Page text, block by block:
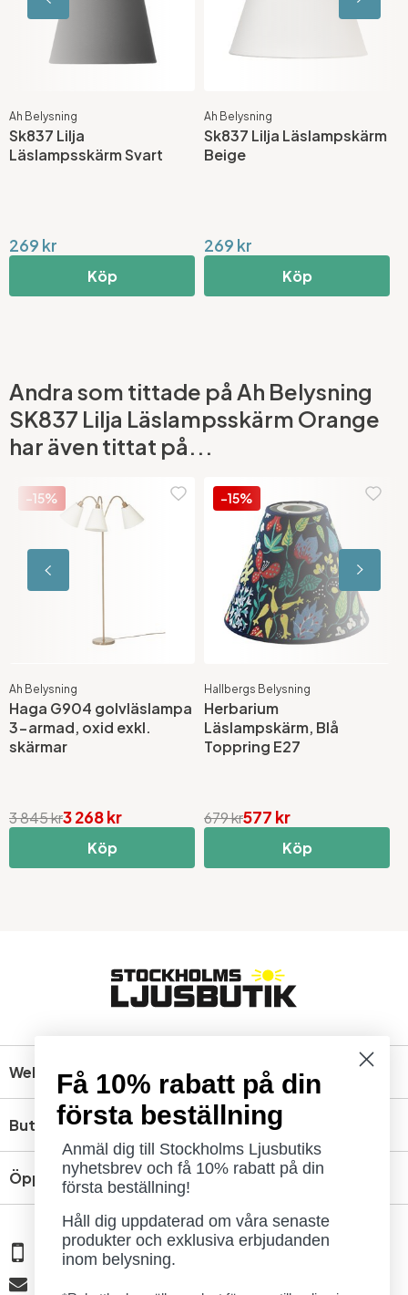
Ah Belysning
Sk837 Lilja
Läslampsskärm Svart
269 kr
Köp
Ah Belysning
Sk837 Lilja Läslampskärm
Beige
269 kr
Köp
Andra som tittade på Ah Belysning
SK837 Lilja Läslampsskärm Orange
har även tittat på...
-15%
Ah Belysning
Haga G904 golvläslampa
3-armad, oxid exkl.
skärmar
3 268 kr
3 845 kr
Köp
-15%
Hallbergs Belysning
Herbarium
Läslampskärm, Blå
Toppring E27
577 kr
679 kr
Köp
Webbshop
Butik
Öppettider
08 - 654 29 00
Få 10% rabatt på din
första beställning
Anmäl dig till Stockholms Ljusbutiks
nyhetsbrev och få 10% rabatt på din
första beställning!
Håll dig uppdaterad om våra senaste
produkter och exklusiva erbjudanden
inom belysning.